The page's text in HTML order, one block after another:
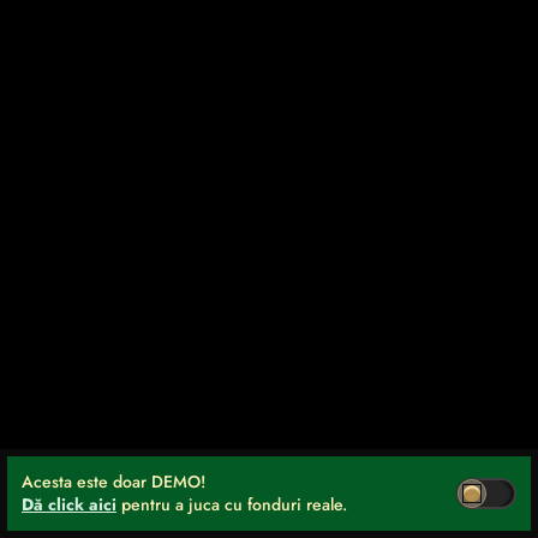
Acesta este doar DEMO!
Dă click aici pentru a juca cu fonduri reale.